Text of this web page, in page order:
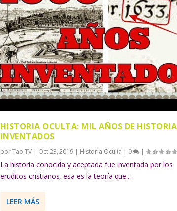
HISTORIA OCULTA: MIL AÑOS DE HISTORIA
INVENTADOS
porTao TV| Oct 23, 2019| Historia Oculta | 0 |
La historia conocida y aceptada fue inventada por los
eruditos cristianos, esa es la teoría que...
LEER MÁS